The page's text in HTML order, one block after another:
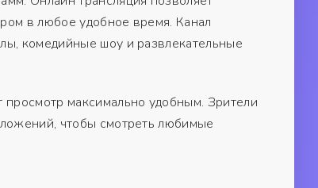
в любое удобное время. Канал
комедийные шоу и развлекательные
максимально удобным. Зрители
чтобы смотреть любимые